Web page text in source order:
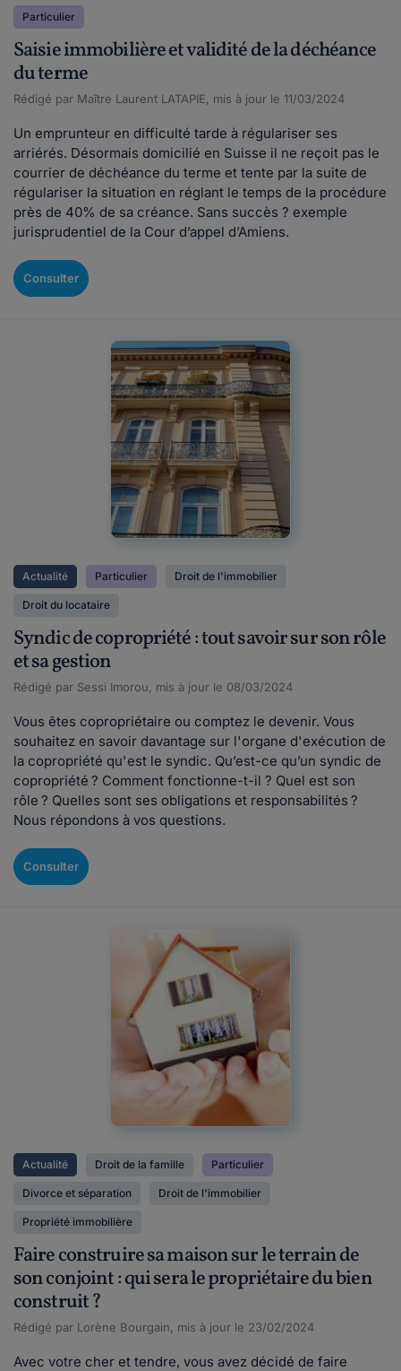
Particulier
Saisie immobilière et validité de la déchéance
du terme
Rédigé par Maître Laurent LATAPIE, mis à jour le 11/03/2024
Un emprunteur en difficulté tarde à régulariser ses
arriérés. Désormais domicilié en Suisse il ne reçoit pas le
courrier de déchéance du terme et tente par la suite de
régulariser la situation en réglant le temps de la procédure
près de 40% de sa créance. Sans succès ? exemple
jurisprudentiel de la Cour d’appel d’Amiens.
Consulter
Actualité Particulier Droit de l'immobilier
Droit du locataire
Syndic de copropriété : tout savoir sur son rôle
et sa gestion
Rédigé par Sessi Imorou, mis à jour le 08/03/2024
Vous êtes copropriétaire ou comptez le devenir. Vous
souhaitez en savoir davantage sur l'organe d'exécution de
la copropriété qu'est le syndic. Qu’est-ce qu’un syndic de
copropriété ? Comment fonctionne-t-il ? Quel est son
rôle ? Quelles sont ses obligations et responsabilités ?
Nous répondons à vos questions.
Consulter
Actualité Droit de la famille Particulier
Divorce et séparation Droit de l'immobilier
Propriété immobilière
Faire construire sa maison sur le terrain de
son conjoint : qui sera le propriétaire du bien
construit ?
Rédigé par Lorène Bourgain, mis à jour le 23/02/2024
Avec votre cher et tendre, vous avez décidé de faire